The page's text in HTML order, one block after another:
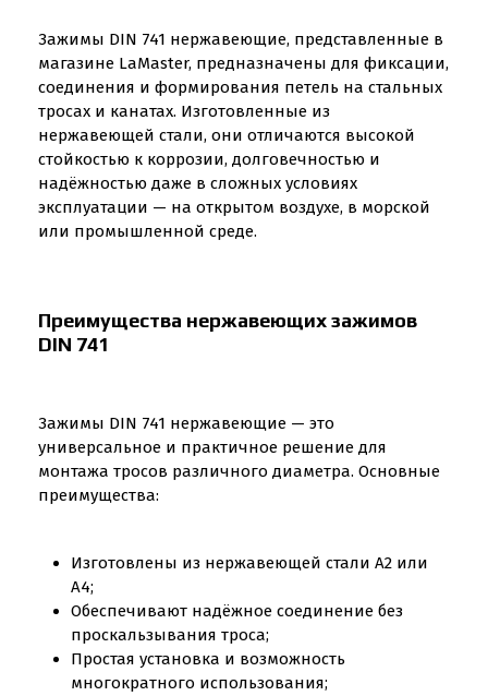
Зажимы DIN 741 нержавеющие, представленные в
магазине LaMaster, предназначены для фиксации,
соединения и формирования петель на стальных
тросах и канатах. Изготовленные из
нержавеющей стали, они отличаются высокой
стойкостью к коррозии, долговечностью и
надёжностью даже в сложных условиях
эксплуатации — на открытом воздухе, в морской
или промышленной среде.
Преимущества нержавеющих зажимов
DIN 741
Зажимы DIN 741 нержавеющие — это
универсальное и практичное решение для
монтажа тросов различного диаметра. Основные
преимущества:
Изготовлены из нержавеющей стали A2 или
A4;
Обеспечивают надёжное соединение без
проскальзывания троса;
Простая установка и возможность
многократного использования;